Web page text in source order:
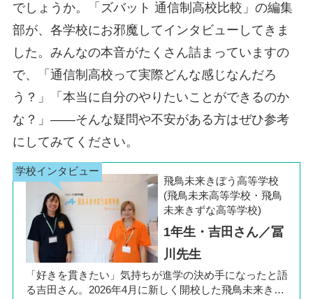
でしょうか。「ズバット 通信制高校比較」の編集
部が、各学校にお邪魔してインタビューしてきま
した。みんなの本音がたくさん詰まっていますの
で、「通信制高校って実際どんな感じなんだろ
う？」「本当に自分のやりたいことができるのか
な？」――そんな疑問や不安がある方はぜひ参考
にしてみてください。
飛鳥未来きぼう高等学校
(飛鳥未来高等学校・飛鳥
未来きずな高等学校)
1年生・吉田さん／冨
川先生
「好きを貫きたい」気持ちが進学の決め手になったと語
る吉田さん。2026年4月に新しく開校した飛鳥未来きぼ